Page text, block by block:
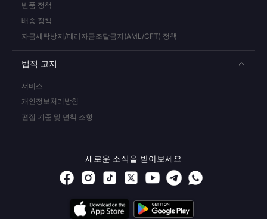
반품 정책
배송 정책
자금세탁방지/테러자금조달금지(AML/CFT) 정책
법적 고지
서비스
개인정보처리방침
편집 기준 및 면책 조항
새로운 소식을 받아보세요